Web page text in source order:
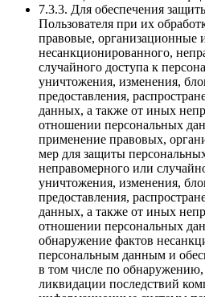
7.3.3. Для обеспечения
Пользователя при их
правовые, организационные
несанкционированного,
случайного доступа к
уничтожения, изменения,
предоставления,
данных, а также от иных
отношении персональных
применение правовых,
мер для защиты
неправомерного или
уничтожения, изменения,
предоставления,
данных, а также от иных
отношении персональных
обнаружение фактов
персональным данным и
в том числе по
ликвидации последствий